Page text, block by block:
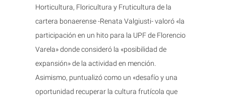
Horticultura, Floricultura y Fruticultura de la
cartera bonaerense -Renata Valgiusti- valoró «la
participación en un hito para la UPF de Florencio
Varela» donde consideró la «posibilidad de
expansión» de la actividad en mención.
Asimismo, puntualizó como un «desafío y una
oportunidad recuperar la cultura frutícola que